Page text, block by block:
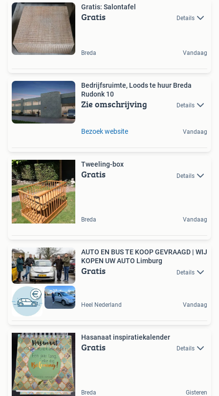
Gratis: Salontafel
Gratis Details
Breda Vandaag
Bedrijfsruimte, Loods te huur Breda
Rudonk 10
Zie omschrijving Details
Bezoek website Vandaag
Tweeling-box
Gratis Details
Breda Vandaag
AUTO EN BUS TE KOOP GEVRAAGD | WIJ
KOPEN UW AUTO Limburg
Gratis Details
Heel Nederland Vandaag
Hasanaat inspiratiekalender
Gratis Details
Breda Gisteren